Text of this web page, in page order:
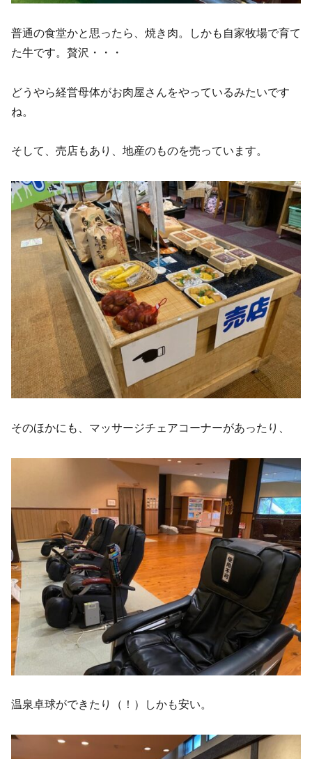
普通の食堂かと思ったら、焼き肉。しかも自家牧場で育て
た牛です。贅沢・・・
どうやら経営母体がお肉屋さんをやっているみたいです
ね。
そして、売店もあり、地産のものを売っています。
そのほかにも、マッサージチェアコーナーがあったり、
温泉卓球ができたり（！）しかも安い。